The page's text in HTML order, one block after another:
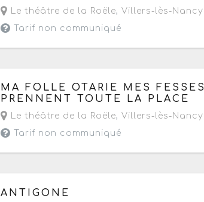
Le théâtre de la Roële, Villers-lès-Nancy
Tarif non communiqué
Le vendredi 18 mars 2016 de 20h45 à 22h15
MA FOLLE OTARIE MES FESSES
PRENNENT TOUTE LA PLACE
Le théâtre de la Roële, Villers-lès-Nancy
Tarif non communiqué
Le dimanche 13 mars 2016
ANTIGONE